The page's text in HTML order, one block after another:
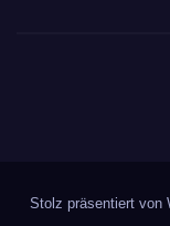
Stolz präsentiert von